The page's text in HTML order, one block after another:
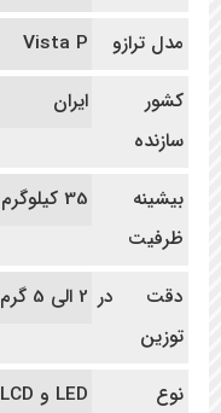
مدل ترازو
Vista P
کشور
سازنده
ایران
بیشینه
ظرفیت
35 کیلوگرم
دقت در
توزین
2 الی 5 گرم
نوع
LED و LCD فارسی نویس